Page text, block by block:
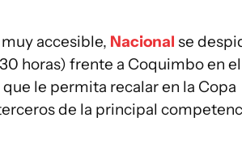
accesible, Nacional se
horas) frente a Coquimbo en
le permita recalar en la Copa
de la principal